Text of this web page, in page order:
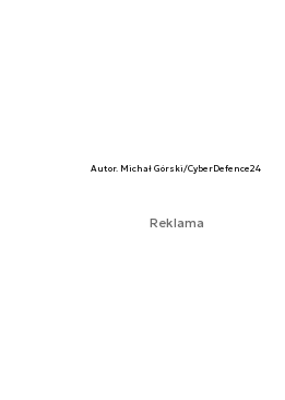
Autor. Michał Górski/CyberDefence24
Reklama